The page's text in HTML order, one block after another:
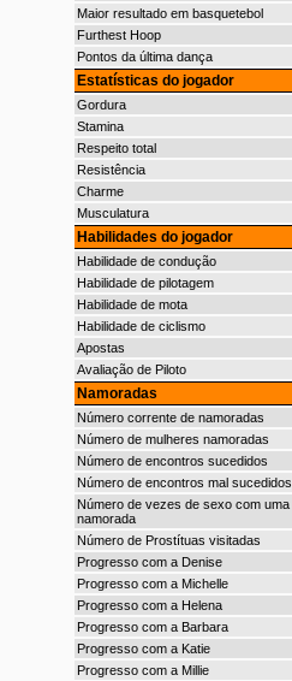
Maior resultado em basquetebol
Furthest Hoop
Pontos da última dança
Estatísticas do jogador
Gordura
Stamina
Respeito total
Resistência
Charme
Musculatura
Habilidades do jogador
Habilidade de condução
Habilidade de pilotagem
Habilidade de mota
Habilidade de ciclismo
Apostas
Avaliação de Piloto
Namoradas
Número corrente de namoradas
Número de mulheres namoradas
Número de encontros sucedidos
Número de encontros mal sucedidos
Número de vezes de sexo com uma
namorada
Número de Prostítuas visitadas
Progresso com a Denise
Progresso com a Michelle
Progresso com a Helena
Progresso com a Barbara
Progresso com a Katie
Progresso com a Millie